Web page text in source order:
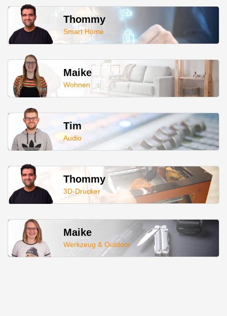
Thommy
Smart Home
Maike
Wohnen
Tim
Audio
Thommy
3D-Drucker
Maike
Werkzeug & Outdoor